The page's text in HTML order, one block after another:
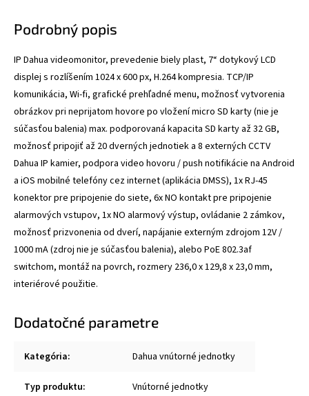
Podrobný popis
IP Dahua videomonitor, prevedenie biely plast, 7“ dotykový LCD
displej s rozlíšením 1024 x 600 px, H.264 kompresia. TCP/IP
komunikácia, Wi-fi, grafické prehľadné menu, možnosť vytvorenia
obrázkov pri neprijatom hovore po vložení micro SD karty (nie je
súčasťou balenia) max. podporovaná kapacita SD karty až 32 GB,
možnosť pripojiť až 20 dverných jednotiek a 8 externých CCTV
Dahua IP kamier, podpora video hovoru / push notifikácie na Android
a iOS mobilné telefóny cez internet (aplikácia DMSS), 1x RJ-45
konektor pre pripojenie do siete, 6x NO kontakt pre pripojenie
alarmových vstupov, 1x NO alarmový výstup, ovládanie 2 zámkov,
možnosť prizvonenia od dverí, napájanie externým zdrojom 12V /
1000 mA (zdroj nie je súčasťou balenia), alebo PoE 802.3af
switchom, montáž na povrch, rozmery 236,0 x 129,8 x 23,0 mm,
interiérové použitie.
Dodatočné parametre
Kategória: Dahua vnútorné jednotky
Typ produktu: Vnútorné jednotky